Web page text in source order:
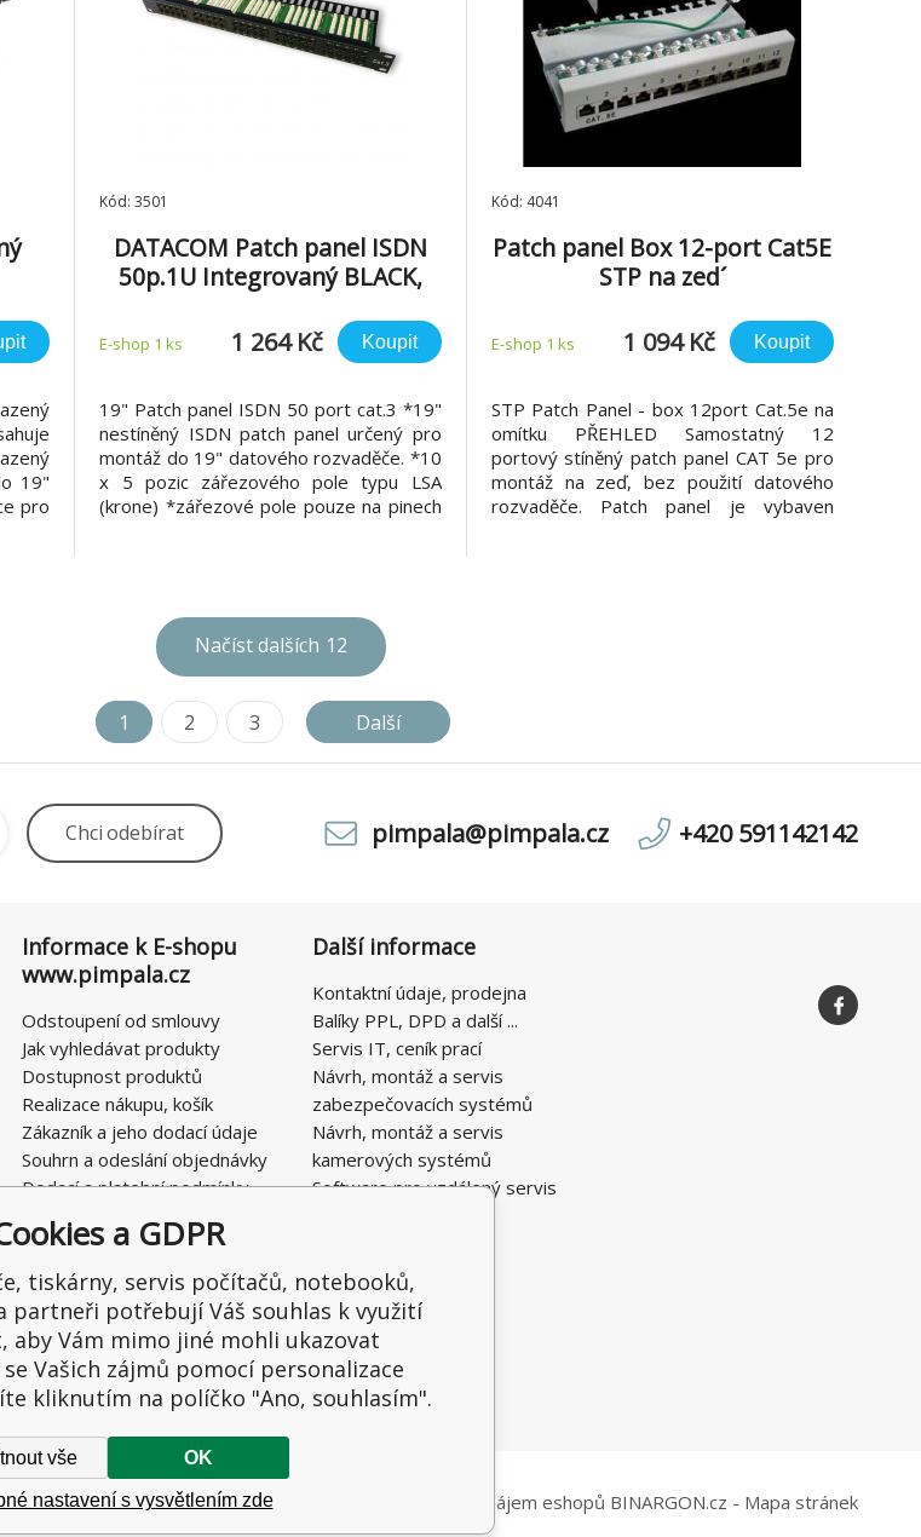
19"
pro
Kód: 3501
DATACOM Patch panel ISDN
50p.1U Integrovaný BLACK,
E-shop 1 ks 1 264 Kč Koupit
19" Patch panel ISDN 50 port cat.3 *19"
nestíněný ISDN patch panel určený pro
montáž do 19" datového rozvaděče. *10
x 5 pozic zářezového pole typu LSA
(krone) *zářezové pole pouze na pinech
Kód: 4041
Patch panel Box 12-port Cat5E
STP na zed´
E-shop 1 ks 1 094 Kč Koupit
STP Patch Panel - box 12port Cat.5e na
omítku PŘEHLED Samostatný 12
portový stíněný patch panel CAT 5e pro
montáž na zeď, bez použití datového
rozvaděče. Patch panel je vybaven
Načíst dalších 12
1 2 3 Další
Chciodebírat pimpala@pimpala.cz +420 591142142
Informace k E-shopu
www.pimpala.cz
Odstoupení od smlouvy
Jak vyhledávat produkty
Dostupnost produktů
Realizace nákupu, košík
Zákazník a jeho dodací údaje
Souhrn a odeslání objednávky
Dodací a platební podmínky
Obchodní podmínky E-SHOPU
Ochrana osobních údajů
Řešení nedostatků, reklamace
Kontaktní formulář
Další informace
Kontaktní údaje, prodejna
Balíky PPL, DPD a další ...
Servis IT, ceník prací
Návrh, montáž a servis
zabezpečovacích systémů
Návrh, montáž a servis
kamerových systémů
Software pro vzdálený servis
Tvorba a pronájem eshopů BINARGON.cz - Mapa stránek
a GDPR
tiskárny, servis počítačů, notebooků,
partneři potřebují Váš souhlas k využití
aby Vám mimo jiné mohli ukazovat
Vašich zájmů pomocí personalizace
kliknutím na políčko "Ano, souhlasím".
vše OK
nastavení s vysvětlením zde